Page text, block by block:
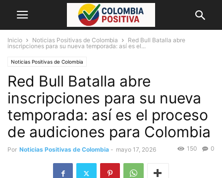
Inicio Noticias Positivas de Colombia
Red Bull Batalla abre
inscripciones para su nueva temporada: así es el...
Noticias Positivas de Colombia
Red Bull Batalla abre
inscripciones para su nueva
temporada: así es el proceso
de audiciones para Colombia
Por Noticias Positivas de Colombia - mayo 17, 2026 0
150